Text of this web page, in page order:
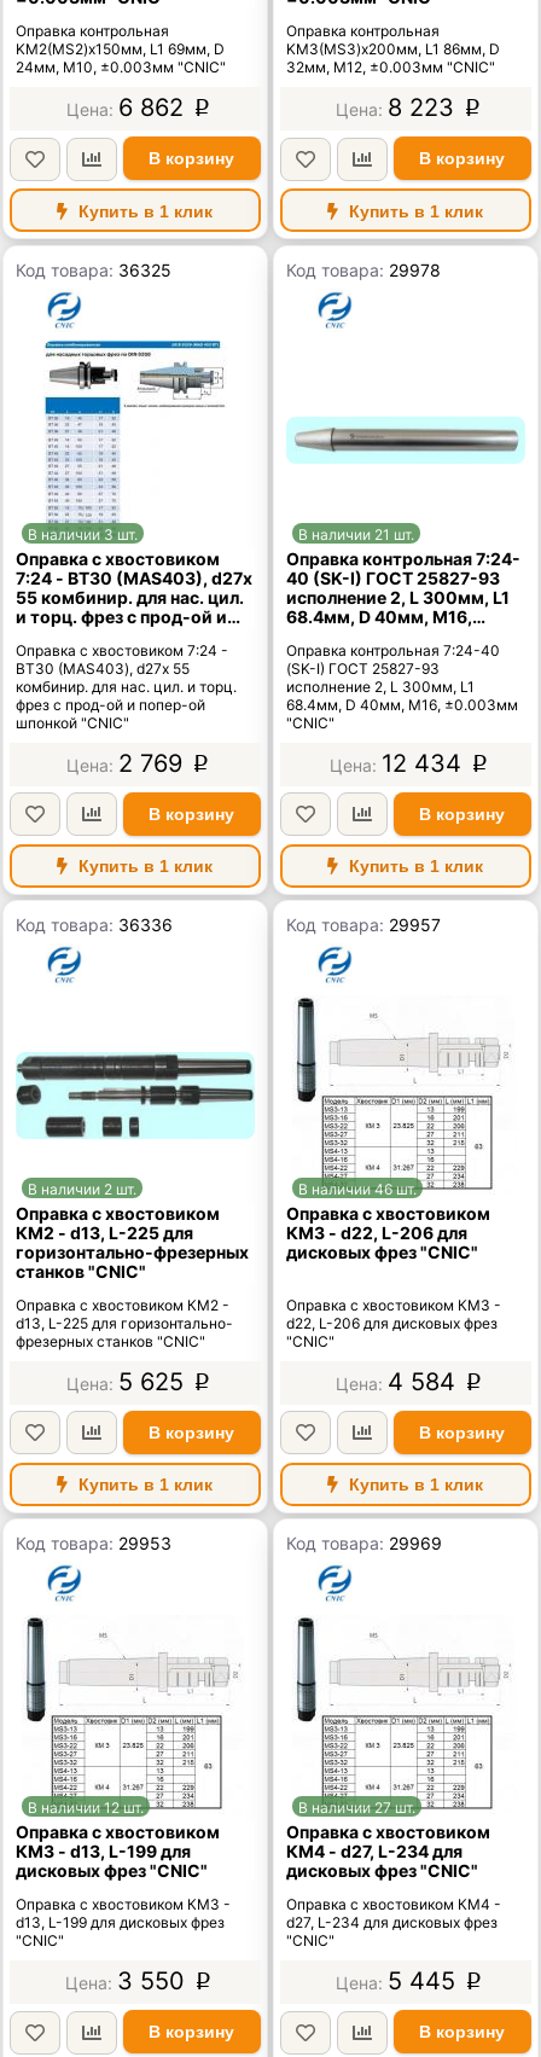
Оправка контрольная
KМ2(MS2)x150мм, L1 69мм, D
24мм, М10, ±0.003мм "CNIC"
6 862 p
В корзину
Купить в 1 клик
Оправка контрольная
KМ3(MS3)x200мм, L1 86мм, D
32мм, М12, ±0.003мм "CNIC"
8 223 p
В корзину
Купить в 1 клик
Код товара: 36325
В наличии 3 шт.
Оправка с хвостовиком
7:24 - ВТ30 (MAS403), d27х
55 комбинир. для нас. цил.
и торц. фрез с прод-ой и
Оправка с хвостовиком 7:24 -
ВТ30 (MAS403), d27х 55
комбинир. для нас. цил. и торц.
фрез с прод-ой и попер-ой
шпонкой "CNIC"
2 769 p
В корзину
Купить в 1 клик
Код товара: 29978
В наличии 21 шт.
Оправка контрольная 7:24-
40 (SK-I) ГОСТ 25827-93
исполнение 2, L 300мм, L1
68.4мм, D 40мм, М16,
Оправка контрольная 7:24-40
(SK-I) ГОСТ 25827-93
исполнение 2, L 300мм, L1
68.4мм, D 40мм, М16, ±0.003мм
"CNIC"
12 434 p
В корзину
Купить в 1 клик
Код товара: 36336
В наличии 2 шт.
Оправка с хвостовиком
КМ2 - d13, L-225 для
горизонтально-фрезерных
станков "CNIC"
Оправка с хвостовиком КМ2 -
d13, L-225 для горизонтально-
фрезерных станков "CNIC"
5 625 p
В корзину
Купить в 1 клик
Код товара: 29957
В наличии 46 шт.
Оправка с хвостовиком
КМ3 - d22, L-206 для
дисковых фрез "CNIC"
Оправка с хвостовиком КМ3 -
d22, L-206 для дисковых фрез
"CNIC"
4 584 p
В корзину
Купить в 1 клик
Код товара: 29953
В наличии 12 шт.
Оправка с хвостовиком
КМ3 - d13, L-199 для
дисковых фрез "CNIC"
Оправка с хвостовиком КМ3 -
d13, L-199 для дисковых фрез
"CNIC"
3 550 p
В корзину
Код товара: 29969
В наличии 27 шт.
Оправка с хвостовиком
КМ4 - d27, L-234 для
дисковых фрез "CNIC"
Оправка с хвостовиком КМ4 -
d27, L-234 для дисковых фрез
"CNIC"
5 445 p
В корзину